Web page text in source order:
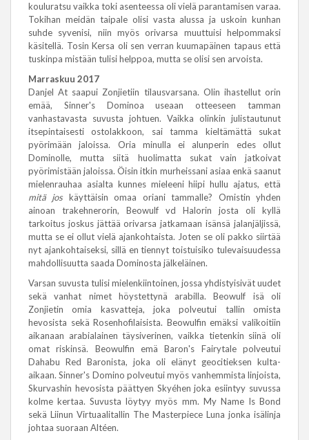
kouluratsu vaikka toki asenteessa oli vielä parantamisen varaa.
Tokihan meidän taipale olisi vasta alussa ja uskoin kunhan
suhde syvenisi, niin myös orivarsa muuttuisi helpommaksi
käsitellä. Tosin Kersa oli sen verran kuumapäinen tapaus että
tuskinpa mistään tulisi helppoa, mutta se olisi sen arvoista.
Marraskuu 2017
Danjel At saapui Zonjietiin tilausvarsana. Olin ihastellut orin
emää, Sinner's Dominoa useaan otteeseen tamman
vanhastavasta suvusta johtuen. Vaikka olinkin julistautunut
itsepintaisesti ostolakkoon, sai tamma kieltämättä sukat
pyörimään jaloissa. Oria minulla ei alunperin edes ollut
Dominolle, mutta siitä huolimatta sukat vain jatkoivat
pyörimistään jaloissa. Öisin itkin murheissani asiaa enkä saanut
mielenrauhaa asialta kunnes mieleeni hiipi hullu ajatus, että
mitä joskäyttäisin omaa oriani tammalle? Omistin yhden
ainoan trakehnerorin, Beowulf vd Halorin josta oli kyllä
tarkoitus joskus jättää orivarsa jatkamaan isänsä jalanjäljissä,
mutta se ei ollut vielä ajankohtaista. Joten se oli pakko siirtää
nyt ajankohtaiseksi, sillä en tiennyt toistuisiko tulevaisuudessa
mahdollisuutta saada Dominosta jälkeläinen.
Varsan suvusta tulisi mielenkiintoinen, jossa yhdistyisivät uudet
sekä vanhat nimet höystettynä arabilla. Beowulf isä oli
Zonjietin omia kasvatteja, joka polveutui tallin omista
hevosista sekä Rosenhofilaisista. Beowulfin emäksi valikoitiin
aikanaan arabialainen täysiverinen, vaikka tietenkin siinä oli
omat riskinsä. Beowulfin emä Baron's Fairytale polveutui
Dahabu Red Baronista, joka oli elänyt geocitieksen kulta-
aikaan. Sinner's Domino polveutui myös vanhemmista linjoista,
Skurvashin hevosista päättyen Skyéhen joka esiintyy suvussa
kolme kertaa. Suvusta löytyy myös mm. My Name Is Bond
sekä Liinun Virtuaalitallin The Masterpiece Luna jonka isälinja
johtaa suoraan Altéen.